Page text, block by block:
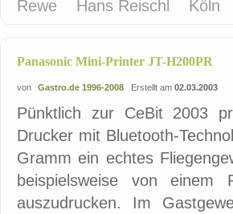
Rewe
Hans Reischl Köln
Panasonic Mini-Printer JT-H200PR
von Gastro.de 1996-2008 Erstellt am 02.03.2003
Pünktlich zur CeBit 2003
Drucker mit Bluetooth-
Gramm ein echtes
beispielsweise von
auszudrucken. Im